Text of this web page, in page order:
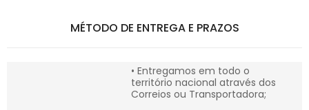
MÉTODO DE ENTREGA E PRAZOS
• Entregamos em todo o
território nacional através dos
Correios ou Transportadora;